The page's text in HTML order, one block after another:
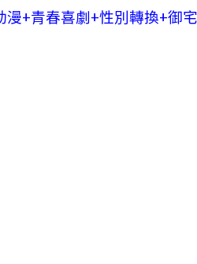
漫+青春喜劇+性別轉換+御